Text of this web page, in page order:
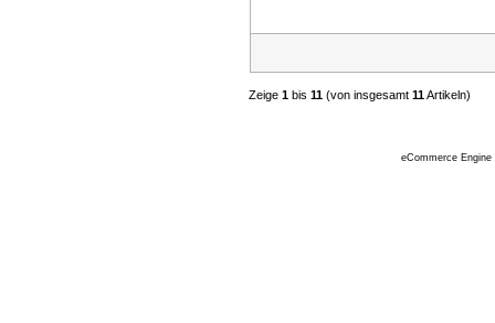
Zeige 1 bis 11 (von insgesamt 11Artikeln)
eCommerce